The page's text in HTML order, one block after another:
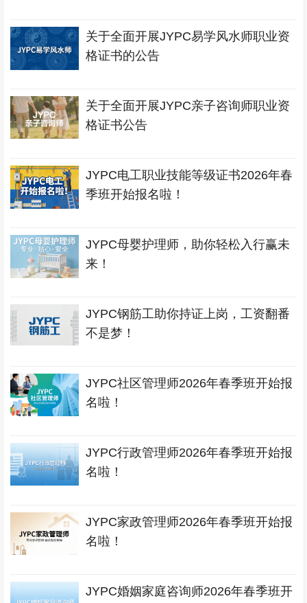
关于全面开展JYPC易学风水师职业资
格证书的公告
关于全面开展JYPC亲子咨询师职业资
格证书公告
JYPC电工职业技能等级证书2026年春
季班开始报名啦！
JYPC母婴护理师，助你轻松入行赢未
来！
JYPC钢筋工助你持证上岗，工资翻番
不是梦！
JYPC社区管理师2026年春季班开始报
名啦！
JYPC行政管理师2026年春季班开始报
名啦！
JYPC家政管理师2026年春季班开始报
名啦！
JYPC婚姻家庭咨询师2026年春季班开